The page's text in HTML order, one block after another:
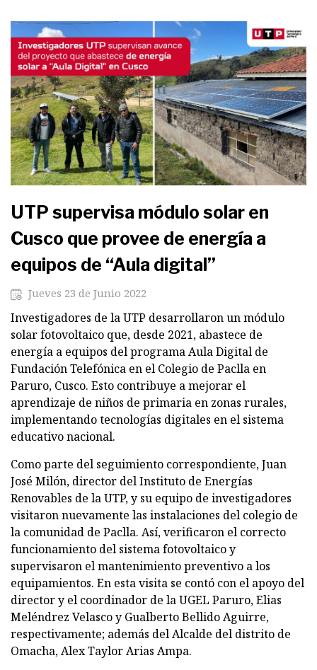
UTP supervisa módulo solar en
Cusco que provee de energía a
equipos de “Aula digital”
Jueves 23 de Junio 2022
Investigadores de la UTP desarrollaron un módulo
solar fotovoltaico que, desde 2021, abastece de
energía a equipos del programa Aula Digital de
Fundación Telefónica en el Colegio de Paclla en
Paruro, Cusco. Esto contribuye a mejorar el
aprendizaje de niños de primaria en zonas rurales,
implementando tecnologías digitales en el sistema
educativo nacional.
Como parte del seguimiento correspondiente, Juan
José Milón, director del Instituto de Energías
Renovables de la UTP, y su equipo de investigadores
visitaron nuevamente las instalaciones del colegio de
la comunidad de Paclla. Así, verificaron el correcto
funcionamiento del sistema fotovoltaico y
supervisaron el mantenimiento preventivo a los
equipamientos. En esta visita se contó con el apoyo del
director y el coordinador de la UGEL Paruro, Elias
Meléndrez Velasco y Gualberto Bellido Aguirre,
respectivamente; además del Alcalde del distrito de
Omacha, Alex Taylor Arias Ampa.